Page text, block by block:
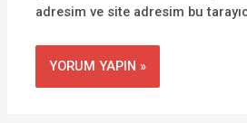
adresim ve site adresim bu